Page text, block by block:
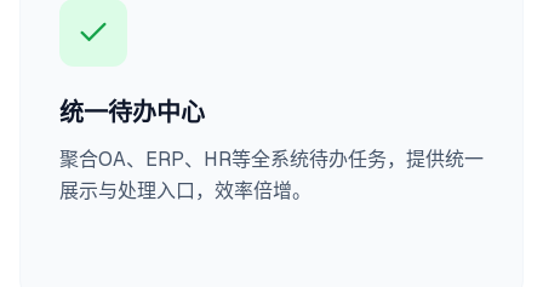
统一待办中心
聚合OA、ERP、HR等全系统待办任务，提供统一
展示与处理入口，效率倍增。